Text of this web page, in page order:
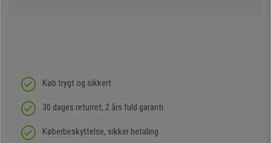
Køb trygt og sikkert
30 dages returret, 2 års fuld garanti
Køberbeskyttelse, sikker betaling